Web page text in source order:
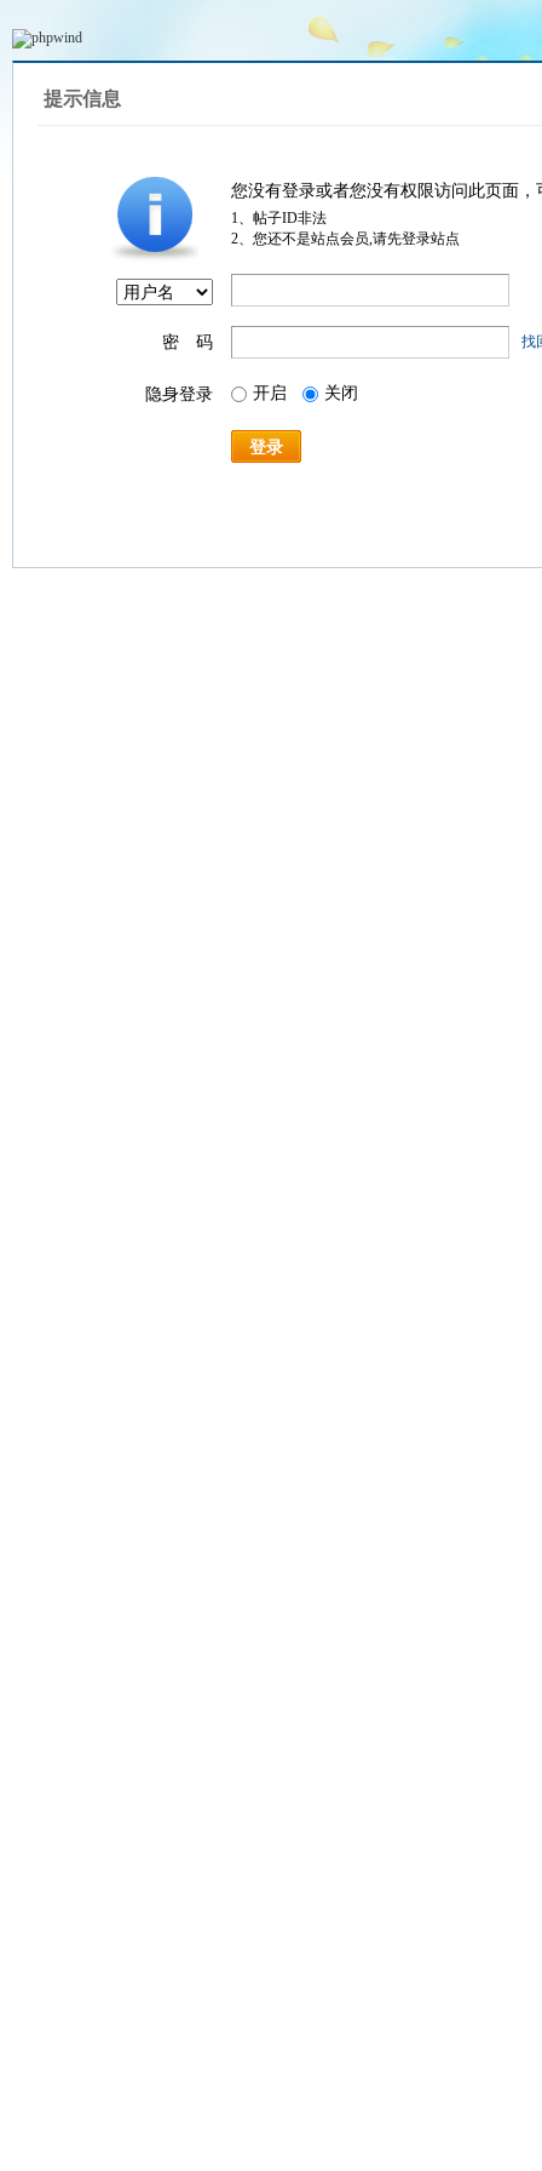
提示信息
您没有登录或者您没有权限访问此页面
1、帖子ID非法
2、您还不是站点会员,请先登录站点
密 码 找
隐身登录 开启 关闭
登录